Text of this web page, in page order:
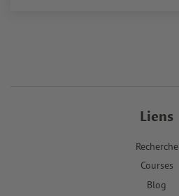
Liens
Recherche
Courses
Blog